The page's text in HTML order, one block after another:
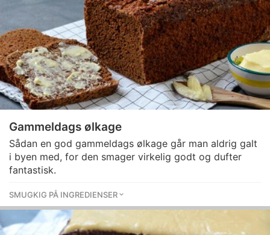
Gammeldags ølkage
Sådan en god gammeldags ølkage går man aldrig galt
i byen med, for den smager virkelig godt og dufter
fantastisk.
SMUGKIG PÅ INGREDIENSER